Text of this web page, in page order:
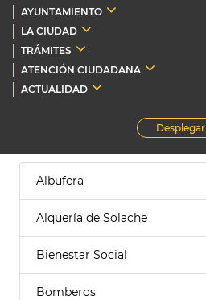
AYUNTAMIENTO
LA CIUDAD
TRÁMITES
ATENCIÓN CIUDADANA
ACTUALIDAD
Desplegar
Albufera
Alquería de Solache
Bienestar Social
Bomberos